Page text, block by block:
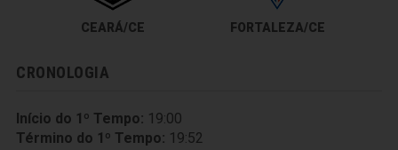
CEARÁ/CE FORTALEZA/CE
CRONOLOGIA
Início do 1º Tempo: 19:00
Término do 1º Tempo: 19:52